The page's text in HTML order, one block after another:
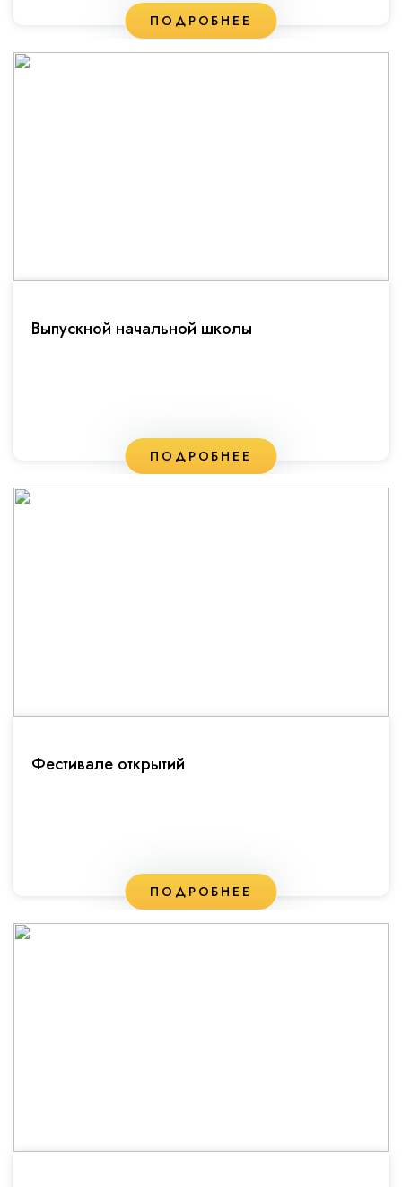
ПОДРОБНЕЕ
Выпускной начальной школы
ПОДРОБНЕЕ
Фестивале открытий
ПОДРОБНЕЕ